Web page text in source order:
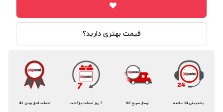
قیمت بهتری دارید؟
ضمانت اصل بودن کالا 7 روز ضمانت بازگشت ارسال سریع کالا پشتیبانی 24 ساعته